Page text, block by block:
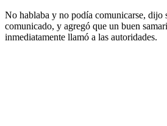
No hablaba y no podía comunicarse, dijo
comunicado, y agregó que un buen
inmediatamente llamó a las autoridades.